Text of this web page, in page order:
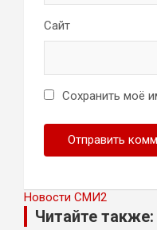
Сайт
Сохранить моё
Новости СМИ2
Читайте также: